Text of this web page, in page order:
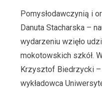
Pomysłodawczynią i
Danuta Stacharska –
wydarzeniu wzięło
mokotowskich szkół.
Krzysztof Biedrzycki –
wykładowca